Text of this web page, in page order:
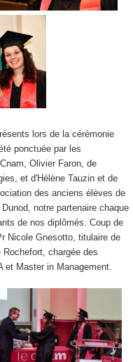
lors de la cérémonie
ponctuée par les
Olivier Faron, de
et d'Hélène Tauzin et de
des anciens élèves de
notre partenaire chaque
de nos diplômés. Coup de
Nicole Gnesotto, titulaire de
Rochefort, chargée des
Master in Management.